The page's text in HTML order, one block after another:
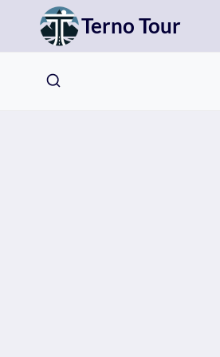
Přeskočit
obsah
Terno Tour